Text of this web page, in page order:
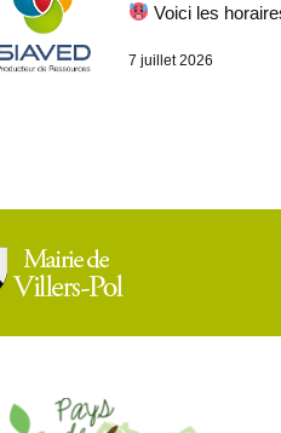
Voici les
7 juillet 2026